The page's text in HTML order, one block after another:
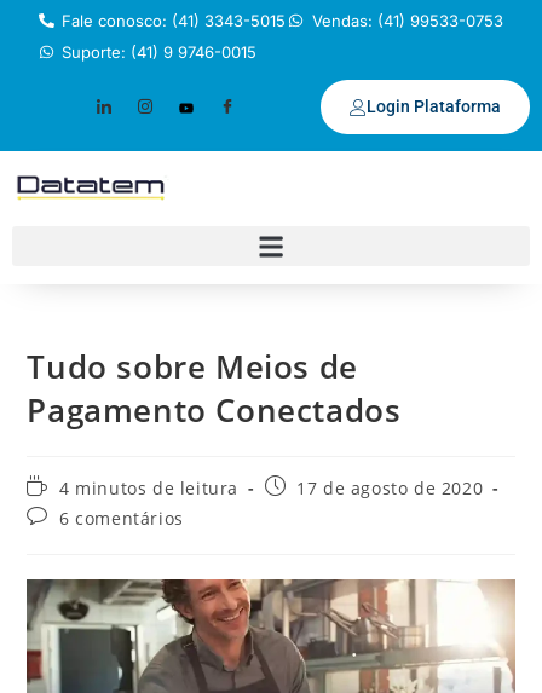
Fale conosco: (41) 3343-5015
Vendas: (41) 99533-0753
Suporte: (41) 9 9746-0015
Login Plataforma
Tudo sobre Meios de
Pagamento Conectados
4 minutos de leitura
17 de agosto de 2020
6 comentários